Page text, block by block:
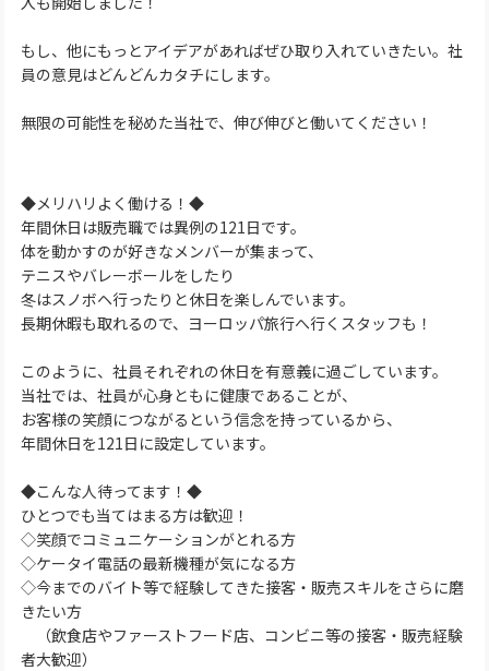
もし、他にもっとアイデアがあればぜひ取り入れていきたい。社
員の意見はどんどんカタチにします。
無限の可能性を秘めた当社で、伸び伸びと働いてください！
◆メリハリよく働ける！◆
年間休日は販売職では異例の121日です。
体を動かすのが好きなメンバーが集まって、
テニスやバレーボールをしたり
冬はスノボヘ行ったりと休日を楽しんでいます。
長期休暇も取れるので、ヨーロッパ旅行へ行くスタッフも！
このように、社員それぞれの休日を有意義に過ごしています。
当社では、社員が心身ともに健康であることが、
お客様の笑顔につながるという信念を持っているから、
年間休日を121日に設定しています。
◆こんな人待ってます！◆
ひとつでも当てはまる方は歓迎！
◇笑顔でコミュニケーションがとれる方
◇ケータイ電話の最新機種が気になる方
◇今までのバイト等で経験してきた接客・販売スキルをさらに磨
きたい方
（飲食店やファーストフード店、コンビニ等の接客・販売経験
者大歓迎）